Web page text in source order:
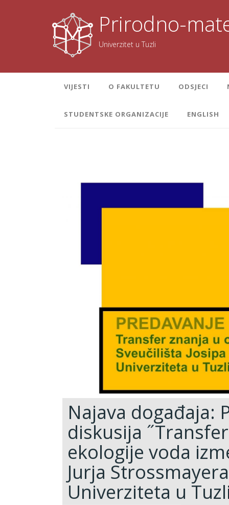
Prirodno-
Univerzitet u Tuzli
VIJESTI O FAKULTETU ODSJECI
STUDENTSKE ORGANIZACIJE ENGLISH
Najava događaja:
diskusija
ekologije voda
Jurja
Univerziteta u